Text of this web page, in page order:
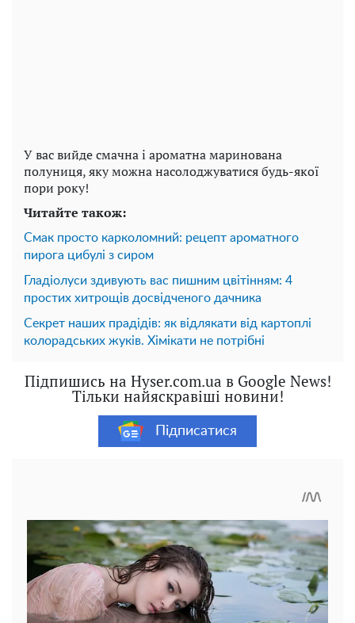
У вас вийде смачна і ароматна маринована
полуниця, яку можна насолоджуватися будь-якої
пори року!
Читайте також:
Смак просто карколомний: рецепт ароматного
пирога цибулі з сиром
Гладіолуси здивують вас пишним цвітінням: 4
простих хитрощів досвідченого дачника
Секрет наших прадідів: як відлякати від картоплі
колорадських жуків. Хімікати не потрібні
Підпишись на Hyser.com.ua в Google News!
Тільки найяскравіші новини!
Підписатися